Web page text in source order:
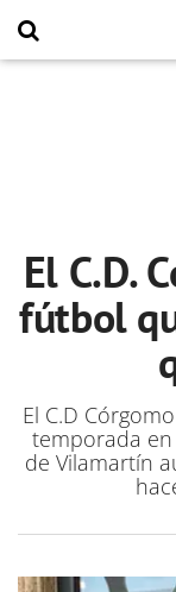
El C.D.
fútbol
El C.D
temporada en
de Vilamartín